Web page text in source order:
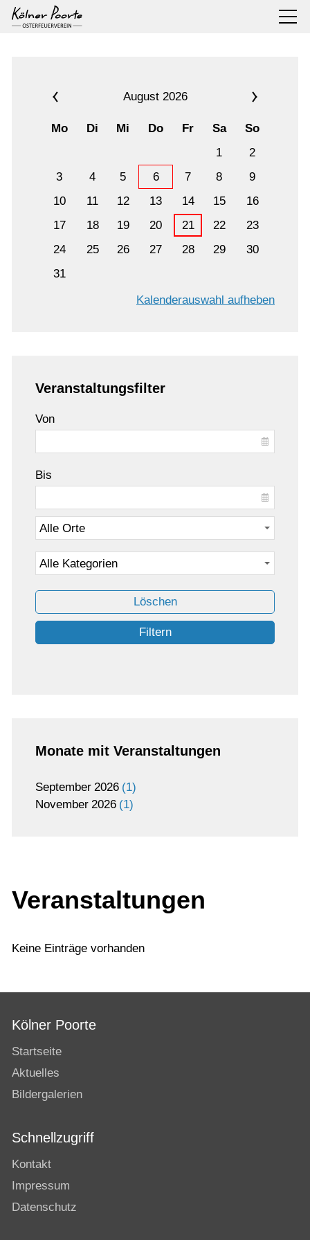
August 2026
Mo Di Mi Do Fr Sa
So
1
2
3
4 5 6 7 8
9
10
11 12 13 14 15
16
17
18 19 20 21 22
23
24
25 26 27 28 29
30
31
Kalenderauswahl aufheben
Veranstaltungsfilter
Von
Bis
Löschen
Filtern
Monate mit Veranstaltungen
September 2026 1
November 2026 1
Veranstaltungen
Keine Einträge vorhanden
Kölner Poorte
Startseite
Aktuelles
Bildergalerien
Schnellzugriff
Kontakt
Impressum
Datenschutz